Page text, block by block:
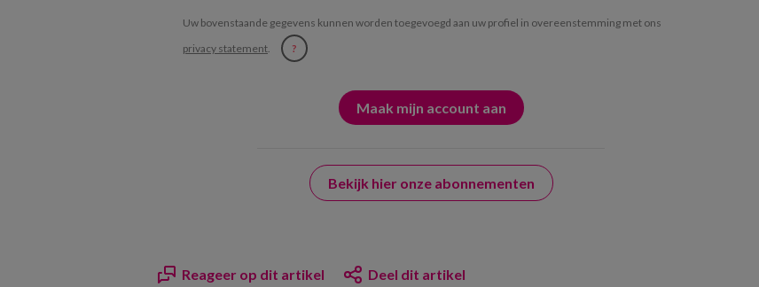
Uw bovenstaande gegevens kunnen worden toegevoegd aan uw profiel in overeenstemming met ons
privacy statement. ?
Bekijk hier onze abonnementen
Reageer op dit artikel Deel dit artikel